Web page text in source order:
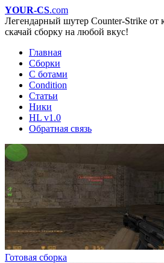
YOUR-CS.com
Легендарный шутер Counter-Strike от
скачай сборку на любой вкус!
Главная
Сборки
С ботами
Condition
Статьи
Ники
HL v1.0
Обратная связь
Готовая сборка